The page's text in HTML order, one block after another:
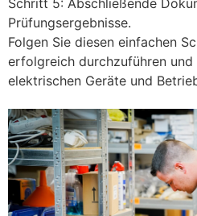
Prüfungsergebnisse.
Folgen Sie diesen einfachen
erfolgreich durchzuführen und
elektrischen Geräte und